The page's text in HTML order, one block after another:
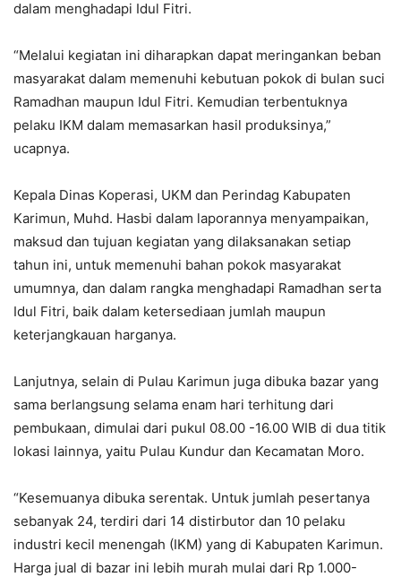
dalam menghadapi Idul Fitri.
“Melalui kegiatan ini diharapkan dapat meringankan beban
masyarakat dalam memenuhi kebutuan pokok di bulan suci
Ramadhan maupun Idul Fitri. Kemudian terbentuknya
pelaku IKM dalam memasarkan hasil produksinya,”
ucapnya.
Kepala Dinas Koperasi, UKM dan Perindag Kabupaten
Karimun, Muhd. Hasbi dalam laporannya menyampaikan,
maksud dan tujuan kegiatan yang dilaksanakan setiap
tahun ini, untuk memenuhi bahan pokok masyarakat
umumnya, dan dalam rangka menghadapi Ramadhan serta
Idul Fitri, baik dalam ketersediaan jumlah maupun
keterjangkauan harganya.
Lanjutnya, selain di Pulau Karimun juga dibuka bazar yang
sama berlangsung selama enam hari terhitung dari
pembukaan, dimulai dari pukul 08.00 -16.00 WIB di dua titik
lokasi lainnya, yaitu Pulau Kundur dan Kecamatan Moro.
“Kesemuanya dibuka serentak. Untuk jumlah pesertanya
sebanyak 24, terdiri dari 14 distirbutor dan 10 pelaku
industri kecil menengah (IKM) yang di Kabupaten Karimun.
Harga jual di bazar ini lebih murah mulai dari Rp 1.000-